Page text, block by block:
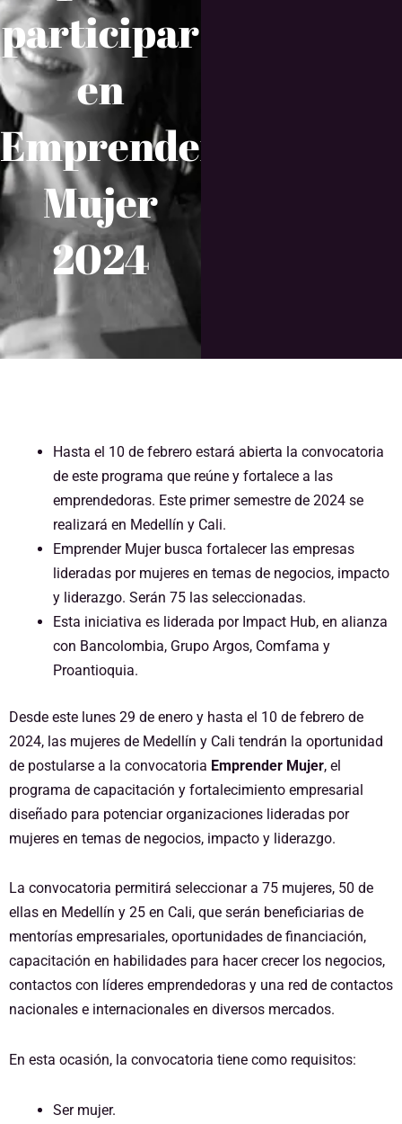
participar
en
Emprender
Mujer
2024
Hasta el 10 de febrero estará abierta la convocatoria
de este programa que reúne y fortalece a las
emprendedoras. Este primer semestre de 2024 se
realizará en Medellín y Cali.
Emprender Mujer busca fortalecer las empresas
lideradas por mujeres en temas de negocios, impacto
y liderazgo. Serán 75 las seleccionadas.
Esta iniciativa es liderada por Impact Hub, en alianza
con Bancolombia, Grupo Argos, Comfama y
Proantioquia.
Desde este lunes 29 de enero y hasta el 10 de febrero de
2024, las mujeres de Medellín y Cali tendrán la oportunidad
de postularse a la convocatoria Emprender Mujer, el
programa de capacitación y fortalecimiento empresarial
diseñado para potenciar organizaciones lideradas por
mujeres en temas de negocios, impacto y liderazgo.
La convocatoria permitirá seleccionar a 75 mujeres, 50 de
ellas en Medellín y 25 en Cali, que serán beneficiarias de
mentorías empresariales, oportunidades de financiación,
capacitación en habilidades para hacer crecer los negocios,
contactos con líderes emprendedoras y una red de contactos
nacionales e internacionales en diversos mercados.
En esta ocasión, la convocatoria tiene como requisitos:
Ser mujer.